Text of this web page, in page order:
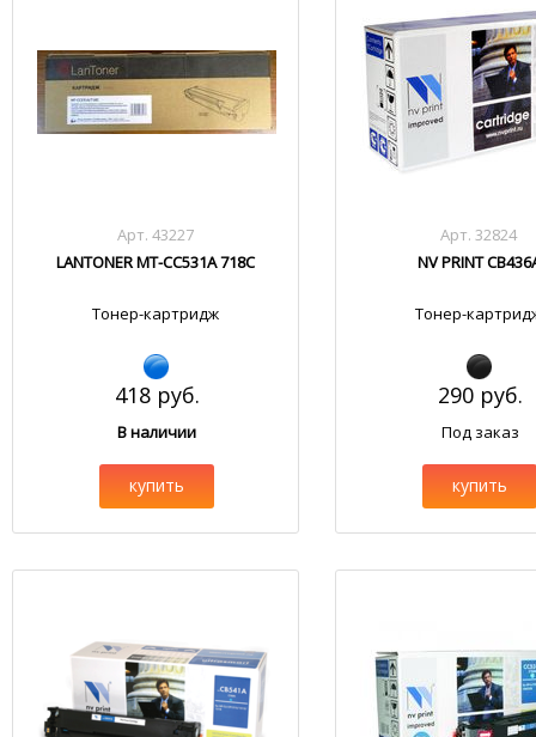
Арт. 43227
LANTONER MT-CC531A 718C
Тонер-картридж
418 руб.
В наличии
купить
Арт. 32824
NV PRINT
Тонер-
290 руб.
Под заказ
купить